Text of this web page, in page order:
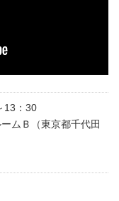
13：30
ムＢ（東京都千代田